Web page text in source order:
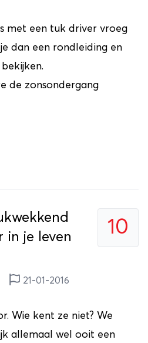
met een tuk driver vroeg
dan een rondleiding en
de zonsondergang
10
in je leven
21-01-2016
Wie kent ze niet? We
allemaal wel ooit een